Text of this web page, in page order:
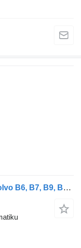
VOLVO,HALDEX 93096 92048 za Volvo B6, B7, B9, B10, B12 bus (1978-2011) autobusa